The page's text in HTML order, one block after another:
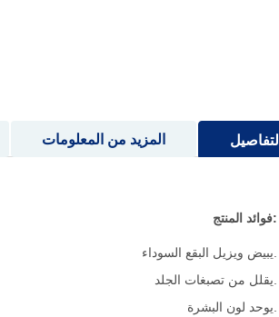
التفاصيل
:فوائد المنتج
.يبيض ويزيل البقع السوداء
.يقلل من تصبغات الجلد
.يوحد لون البشرة
المزيد من المعلومات